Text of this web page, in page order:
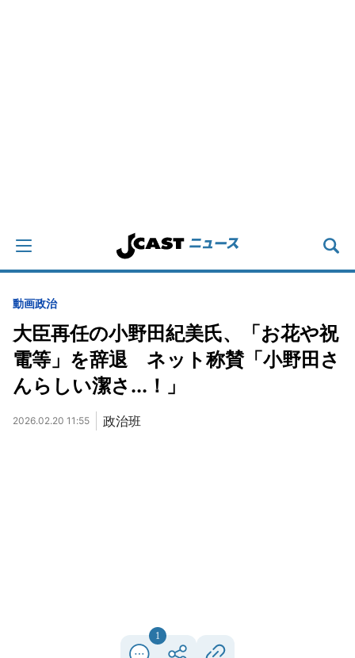
動画政治
大臣再任の小野田紀美氏、「お花や祝
電等」を辞退 ネット称賛「小野田さ
んらしい潔さ...！」
2026.02.20 11:55 政治班
1